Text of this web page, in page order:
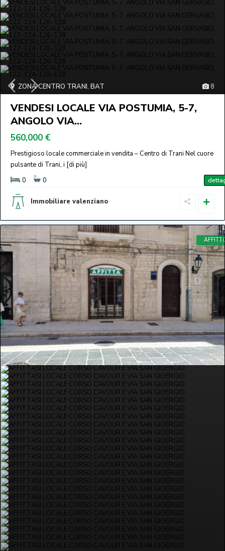
8
ZONA CENTRO TRANI, BAT
VENDESI LOCALE VIA POSTUMIA, 5-7,
ANGOLO VIA...
560,000 €
Prestigioso locale commerciale in vendita – Centro di Trani Nel cuore
pulsante di Trani, i [di più]
0
0
Immobiliare valenziano